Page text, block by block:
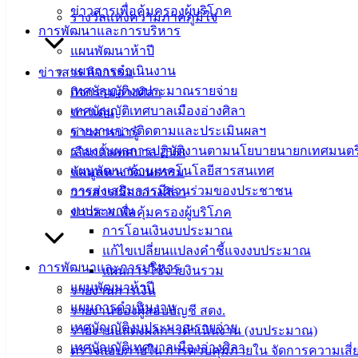
ข่าวสารเพื่อคุ้มครองผู้บริโภค
การพัฒนาและการบริหาร
แผนพัฒนาห้าปี
แผนการดำเนินงาน
เทศบัญญัติงบประมาณรายจ่าย
เทศบัญญัติเทศบาลเมืองอ่างศิลา
รายงานการติดตามและประเมินผลฯ
รายงานผลการปฏิบัติงานตามนโยบายนายกเทศมนต
แผนพัฒนาด้านเทคโนโลยีสารสนเทศ
การส่งเสริมการมีส่วนร่วมของประชาชน
งบประมาณ
การโอนเงินงบประมาณ
แก้ไขเปลี่ยนแปลงคำชี้แจงงบประมาณ
แผนการใช้จ่ายงินรวม
รายงานการเงิน
รายงานของผู้สอบบัญชี สตง.
รายงานแสดงผลการดำเนินงาน (งบประมาณ)
ตรวจสอบภายใน การควบคุมภายใน จัดการความเสี่
รางวัลแห่งความภาคภูมิใจ
ข่าวสาร กิจกรรม
กิจกรรมอ่างศิลา
ข่าวเด่น
ข่าวสารน่ารู้
เลือกตั้งเทศบาล 2568
ข้อมูลทางวัฒนธรรม
วารสารเมืองอ่างศิลา
ข่าวสารเพื่อคุ้มครองผู้บริโภค
การพัฒนาและการบริหาร
แผนพัฒนาห้าปี
แผนการดำเนินงาน
เทศบัญญัติงบประมาณรายจ่าย
เทศบัญญัติเทศบาลเมืองอ่างศิลา
ที่ตั้ง : สำนักงานเทศบาลเมืองอ่างศิลา 90/338 ม.3
ต.เสม็ด อ.เมือง จ.ชลบุรี 20000
ติดต่อ :038-142-100-104
บริการประชาชน
ดาวน์โหลดแบบฟอร์ม, เอกสาร
คู่มือสำหรับประชาชน/คู่มือการปฏิบัติงาน
ข่าวสารน่ารู้
ศุนย์ข้อมูลข่าวสารอิเล็กทรอนิกส์
องค์ความรู้ (Knowledge Management)
ติดต่อเทศบาล
สายตรงนายก
ประวัติเทศบาล